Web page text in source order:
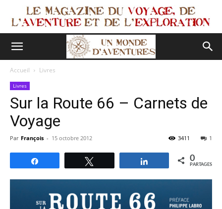
Accueil Livres
Livres
Sur la Route 66 – Carnets de
Voyage
Par François - 15 octobre 2012 1
3411
Partagez 0
PARTAGES